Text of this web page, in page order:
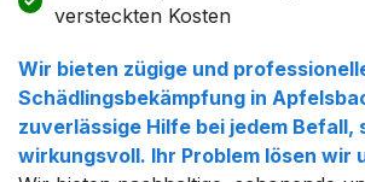
versteckten Kosten
Wir bieten zügige und
Schädlingsbekämpfung in
zuverlässige Hilfe bei jedem Befall,
wirkungsvoll. Ihr Problem lösen wir